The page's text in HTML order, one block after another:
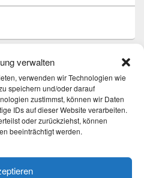
verwalten
verwenden wir Technologien wie
speichern und/oder darauf
zustimmst, können wir Daten
IDs auf dieser Website verarbeiten.
oder zurückziehst, können
beeinträchtigt werden.